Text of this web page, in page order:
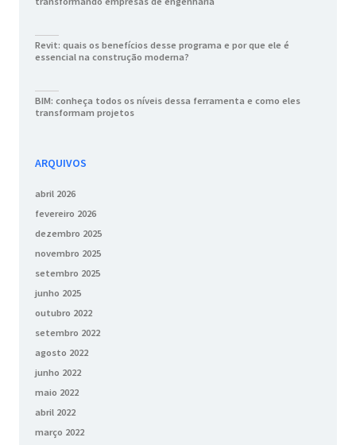
Revit: quais os benefícios desse programa e por que ele é
essencial na construção moderna?
BIM: conheça todos os níveis dessa ferramenta e como eles
transformam projetos
ARQUIVOS
abril 2026
fevereiro 2026
dezembro 2025
novembro 2025
setembro 2025
junho 2025
outubro 2022
setembro 2022
agosto 2022
junho 2022
maio 2022
abril 2022
março 2022